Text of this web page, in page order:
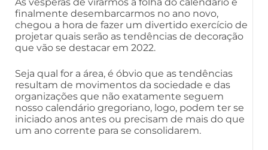
finalmente desembarcarmos no ano novo,
chegou a hora de fazer um divertido exercício de
projetar quais serão as tendências de decoração
que vão se destacar em 2022.
Seja qual for a área, é óbvio que as tendências
resultam de movimentos da sociedade e das
organizações que não exatamente seguem
nosso calendário gregoriano, logo, podem ter se
iniciado anos antes ou precisam de mais do que
um ano corrente para se consolidarem.